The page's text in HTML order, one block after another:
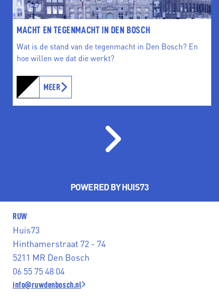
MACHT EN TEGENMACHT IN DEN BOSCH
Wat is de stand van de tegenmacht in Den Bosch? En
hoe willen we dat die werkt?
MEER
POWERED BY HUIS73
RUW
Huis73
Hinthamerstraat 72 - 74
5211 MR Den Bosch
06 55 75 48 04
info@ruwdenbosch.nl